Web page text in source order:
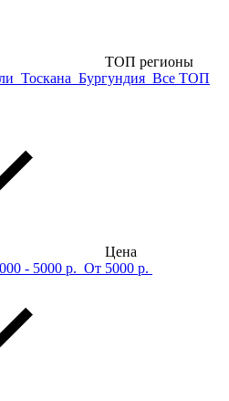
ТОП регионы
Тоскана Бургундия Все ТОП
Цена
- 5000 р. От 5000 р.